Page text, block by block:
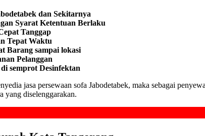
dan Sekitarnya
Syarat Ketentuan Berlaku
Tanggap
Tepat Waktu
Barang sampai lokasi
Pelanggan
semprot Desinfektan
jasa persewaan sofa Jabodetabek, maka sebagai
yang diselenggarakan.